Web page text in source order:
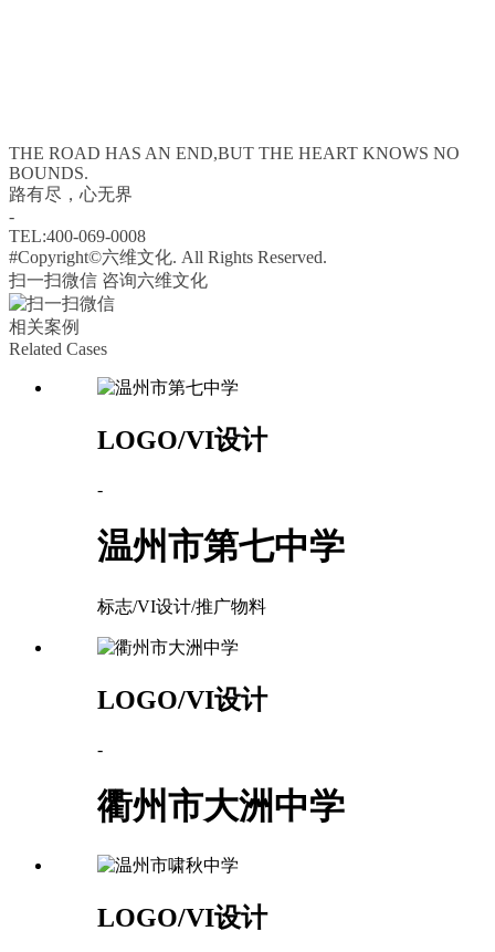
THE ROAD HAS AN END,BUT THE HEART KNOWS NO
BOUNDS.
路有尽，心无界
-
TEL:400-069-0008
#Copyright©六维文化. All Rights Reserved.
扫一扫微信 咨询六维文化
相关案例
Related Cases
LOGO/VI设计
-
温州市第七中学
标志/VI设计/推广物料
LOGO/VI设计
-
衢州市大洲中学
LOGO/VI设计